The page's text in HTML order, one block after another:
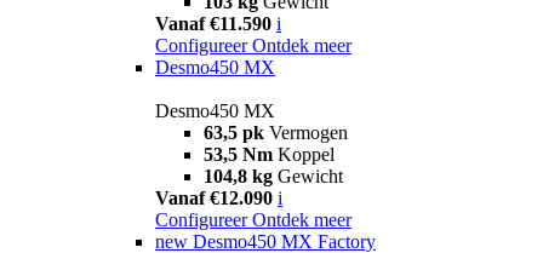
Vanaf €11.590 i
Configureer Ontdek meer
Desmo450 MX
Desmo450 MX
63,5 pk Vermogen
53,5 Nm Koppel
104,8 kg Gewicht
Vanaf €12.090 i
Configureer Ontdek meer
new Desmo450 MX Factory